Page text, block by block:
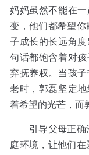
妈妈虽然不能在
变，他们都希望你
子成长的长远角
句话都饱含着对
弃抚养权。当孩
老时，郭磊坚定
着希望的光芒，而
引导父母正确沟
庭环境，让他们在